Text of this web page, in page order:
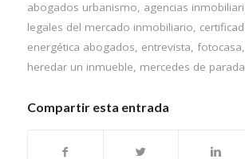
abogados urbanismo, agencias
legales del mercado inmobiliario,
energética abogados, entrevista, fotocasa,
heredar un inmueble, mercedes de parada
Compartir esta entrada